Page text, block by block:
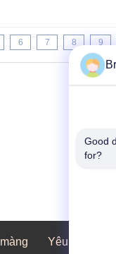
6 7 8 9
Yêu cầu báo
Good
for?